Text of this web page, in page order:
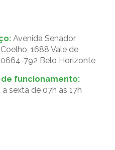
Avenida Senador
1688 Vale de
792 Belo Horizonte
de funcionamento:
sexta de 07h às 17h